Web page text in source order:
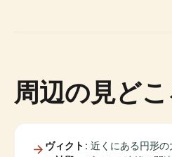
周辺の見ど
ヴィクト : 近くにある円形